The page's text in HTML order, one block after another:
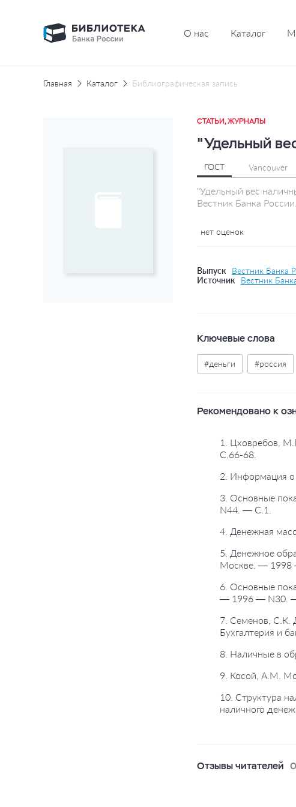
О нас Каталог
Главная Каталог Библиографическая запись
СТАТЬИ, ЖУРНАЛЫ
"Удельный
ГОСТ Vancouver
"Удельный вес
Вестник Банка
нет оценок
Выпуск
Вестник Банка
Источник
Вестник
Ключевые слова
#деньги #россия
Рекомендовано к
1. Цховребов,
С.66-68.
2. Информация
3. Основные
N44. — С.1.
4. Денежная
5. Денежное
Москве. — 1998
6. Основные
— 1996 — N30.
7. Семенов, С.К.
Бухгалтерия и
8. Наличные в
9. Косой, А.М.
10. Структура
наличного
Отзывы читателей 0